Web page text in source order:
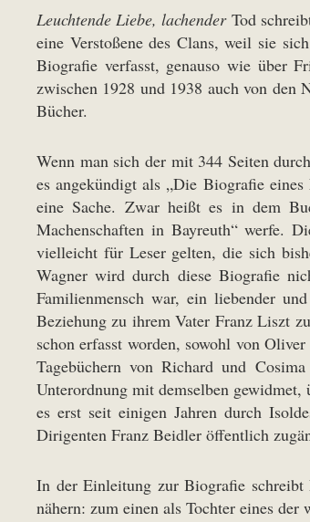
Leuchtende Liebe, lachenderTod
eine Verstoßene des Clans, weil sie
Biografie verfasst, genauso wie über
zwischen 1928 und 1938 auch von den
Bücher.
Wenn man sich der mit 344 Seiten
es angekündigt als „Die Biografie
eine Sache. Zwar heißt es in dem
Machenschaften in Bayreuth“ werfe.
vielleicht für Leser gelten, die sich
Wagner wird durch diese Biografie
Familienmensch war, ein liebender
Beziehung zu ihrem Vater Franz Liszt
schon erfasst worden, sowohl von
Tagebüchern von Richard und
Unterordnung mit demselben
es erst seit einigen Jahren durch
Dirigenten Franz Beidler öffentlich
In der Einleitung zur Biografie
nähern: zum einen als Tochter eines